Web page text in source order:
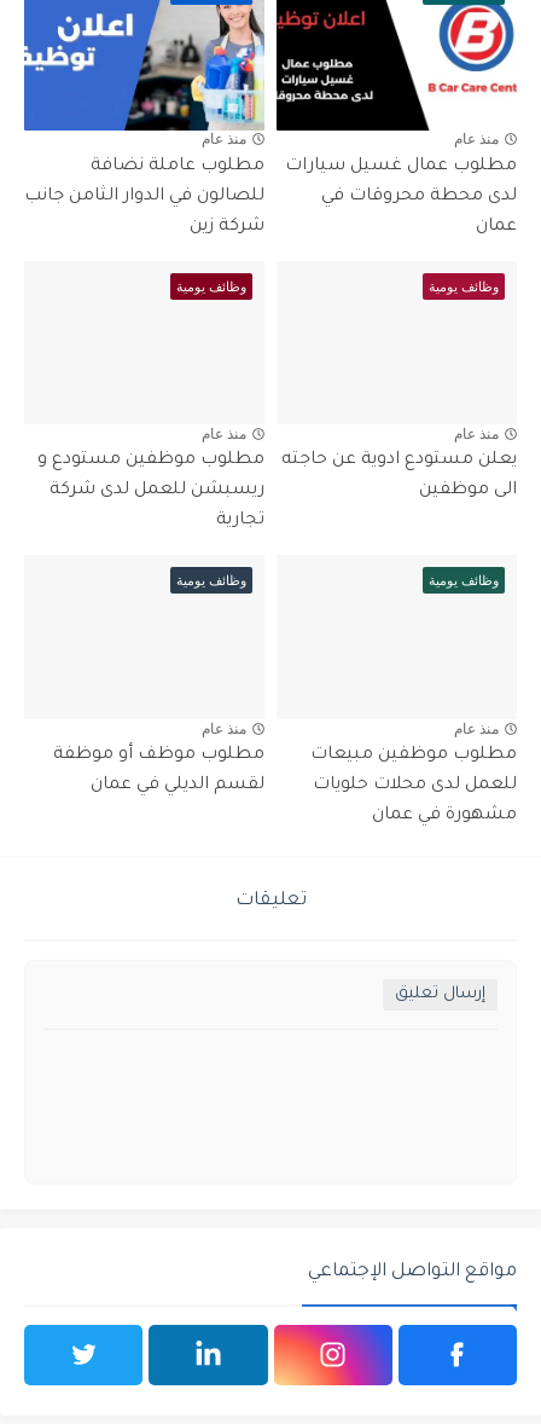
منذ عام
مطلوب عمال غسيل سيارات
لدى محطة محروقات في
عمان
منذ عام
مطلوب عاملة نضافة
للصالون في الدوار الثامن جانب
شركة زين
وظائف يومية
منذ عام
يعلن مستودع ادوية عن حاجته
الى موظفين
وظائف يومية
منذ عام
مطلوب موظفين مستودع و
ريسبشن للعمل لدى شركة
تجارية
وظائف يومية
منذ عام
مطلوب موظفين مبيعات
للعمل لدى محلات حلويات
مشهورة في عمان
وظائف يومية
منذ عام
مطلوب موظف أو موظفة
لقسم الديلي في عمان
تعليقات
إرسال تعليق
مواقع التواصل الإجتماعي